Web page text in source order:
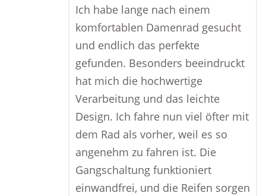
Ich habe lange nach einem
komfortablen Damenrad gesucht
und endlich das perfekte
gefunden. Besonders beeindruckt
hat mich die hochwertige
Verarbeitung und das leichte
Design. Ich fahre nun viel öfter mit
dem Rad als vorher, weil es so
angenehm zu fahren ist. Die
Gangschaltung funktioniert
einwandfrei, und die Reifen sorgen